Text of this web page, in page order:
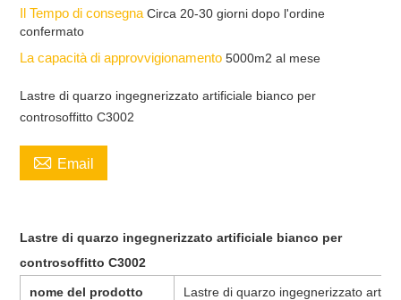
Il Tempo di consegnaCirca 20-30 giorni dopo l'ordine
confermato
La capacità di approvvigionamento5000m2 al mese
Lastre di quarzo ingegnerizzato artificiale bianco per
controsoffitto C3002
 Email
Lastre di quarzo ingegnerizzato artificiale bianco per
controsoffitto C3002
nome del prodotto Lastre di quarzo ingegnerizzato